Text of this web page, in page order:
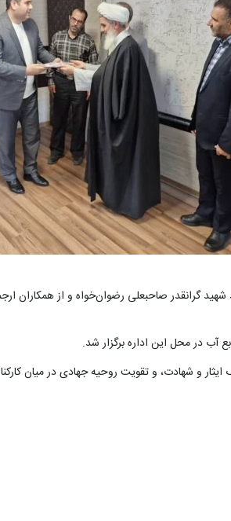
گرانقدر صاحبعلی رضوان‌خواه و از همکاران
آب در محل این اداره برگزار شد.
و شهادت، و تقویت روحیه جهادی در میان